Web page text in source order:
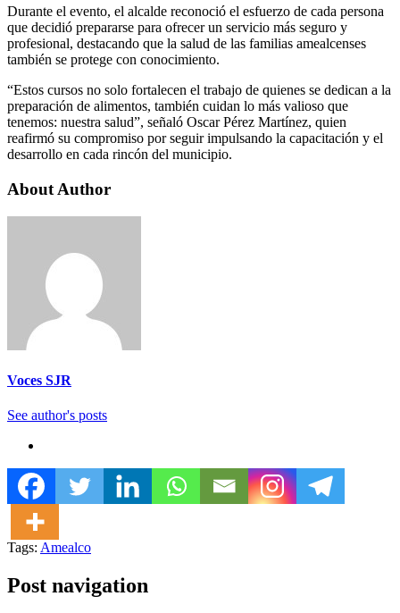
Durante el evento, el alcalde reconoció el esfuerzo de cada persona
que decidió prepararse para ofrecer un servicio más seguro y
profesional, destacando que la salud de las familias amealcenses
también se protege con conocimiento.
“Estos cursos no solo fortalecen el trabajo de quienes se dedican a la
preparación de alimentos, también cuidan lo más valioso que
tenemos: nuestra salud”, señaló Oscar Pérez Martínez, quien
reafirmó su compromiso por seguir impulsando la capacitación y el
desarrollo en cada rincón del municipio.
About Author
Voces SJR
See author's posts
Tags: Amealco
Post navigation